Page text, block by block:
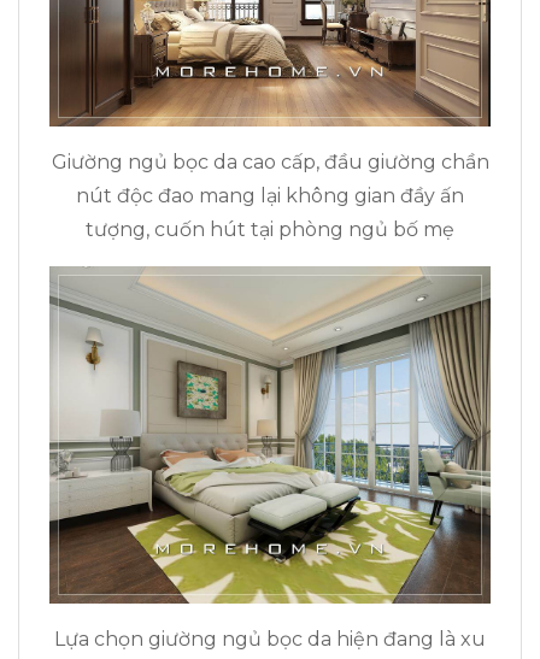
Giường ngủ bọc da cao cấp, đầu giường chần
nút độc đao mang lại không gian đầy ấn
tượng, cuốn hút tại phòng ngủ bố mẹ
Lựa chọn giường ngủ bọc da hiện đang là xu